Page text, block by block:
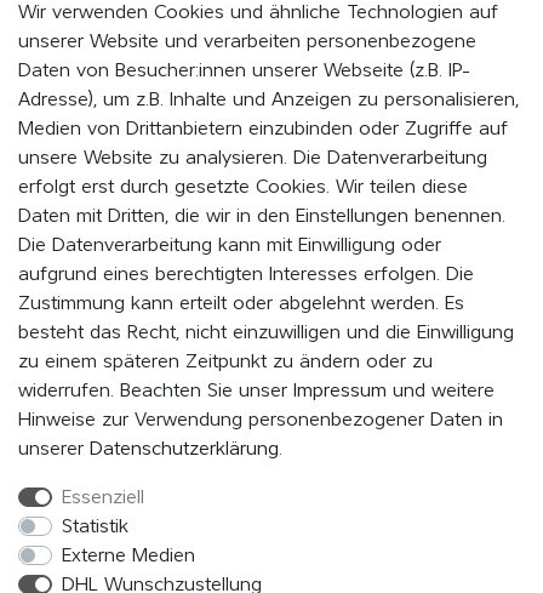
Datenschutz
Cookie - Einstellungen
WERDE MITGLIED UND BLEIBE IMMER AUF DEM
LAUFENDEN
Indem Du auf „MITMACHEN“ klickst, erklärst du dich damit einverstanden,
als Mitglied vom EVENaBAG Newsletter, Neuheiten, Aktionen und
Werbeangebote zu erhalten.
Abonnieren
Hiermit bestätige ich, dass ich die Daten­schutz­erklärung gelesen
FOLGE UNS
Wir verwenden Cookies und ähnliche Technologien auf
unserer Website und verarbeiten personenbezogene
Daten von Besucher:innen unserer Webseite (z.B. IP-
Adresse), um z.B. Inhalte und Anzeigen zu personalisieren,
Medien von Drittanbietern einzubinden oder Zugriffe auf
unsere Website zu analysieren. Die Datenverarbeitung
erfolgt erst durch gesetzte Cookies. Wir teilen diese
Daten mit Dritten, die wir in den Einstellungen benennen.
Die Datenverarbeitung kann mit Einwilligung oder
aufgrund eines berechtigten Interesses erfolgen. Die
Zustimmung kann erteilt oder abgelehnt werden. Es
besteht das Recht, nicht einzuwilligen und die Einwilligung
zu einem späteren Zeitpunkt zu ändern oder zu
widerrufen. Beachten Sie unser Impressum und weitere
Hinweise zur Verwendung personenbezogener Daten in
unserer Daten­schutz­erklärung
Essenziell
Statistik
Externe Medien
DHL Wunschzustellung